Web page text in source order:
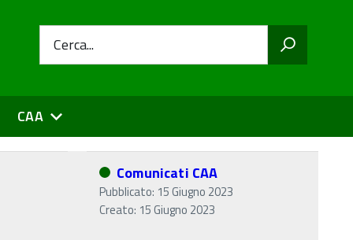
Cerca...
CAA
Comunicati CAA
Pubblicato: 15 Giugno 2023
Creato: 15 Giugno 2023